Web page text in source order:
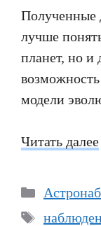
Полученные
лучше
планет, но и
модели
Читать далее
Рубрики
Метки